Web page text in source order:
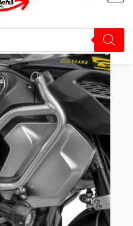
Scam Spto739 R1200GS ADV 2013+